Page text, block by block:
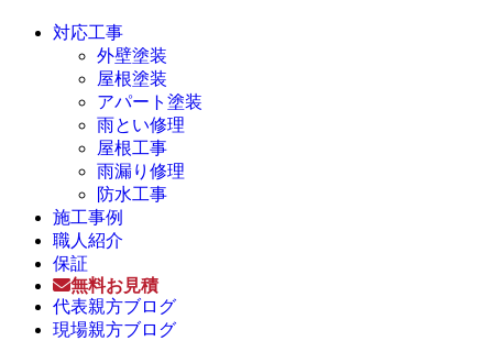
対応工事
外壁塗装
屋根塗装
アパート塗装
雨とい修理
屋根工事
雨漏り修理
防水工事
施工事例
職人紹介
保証
無料お見積
代表親方ブログ
現場親方ブログ